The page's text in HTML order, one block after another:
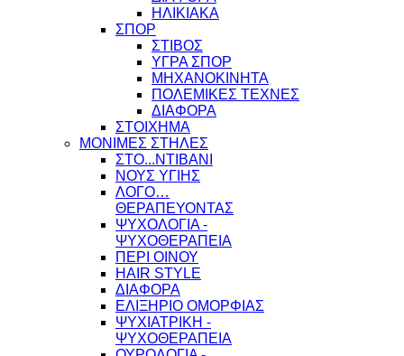
ΗΛΙΚΙΑΚΑ
ΣΠΟΡ
ΣΤΙΒΟΣ
ΥΓΡΑ ΣΠΟΡ
ΜΗΧΑΝΟΚΙΝΗΤΑ
ΠΟΛΕΜΙΚΕΣ ΤΕΧΝΕΣ
ΔΙΑΦΟΡΑ
ΣΤΟΙΧΗΜΑ
ΜΟΝΙΜΕΣ ΣΤΗΛΕΣ
ΣΤΟ...ΝΤΙΒΑΝΙ
ΝΟΥΣ ΥΓΙΗΣ
ΛΟΓΟ…
ΘΕΡΑΠΕΥΟΝΤΑΣ
ΨΥΧΟΛΟΓΙΑ -
ΨΥΧΟΘΕΡΑΠΕΙΑ
ΠΕΡΙ ΟΙΝΟΥ
HAIR STYLE
ΔΙΑΦΟΡΑ
ΕΛΙΞΗΡΙΟ ΟΜΟΡΦΙΑΣ
ΨΥΧΙΑΤΡΙΚΗ -
ΨΥΧΟΘΕΡΑΠΕΙΑ